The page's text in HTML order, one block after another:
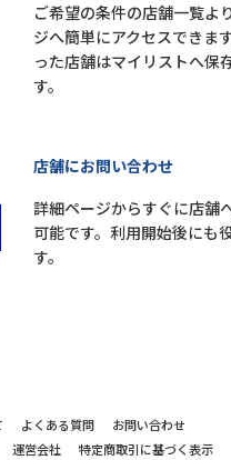
ご希望の条件の店舗一覧よ
ジへ簡単にアクセスできま
った店舗はマイリストへ保
す。
店舗にお問い合わせ
詳細ページからすぐに店舗
可能です。利用開始後にも
す。
よくある質問
お問い合わせ
運営会社
特定商取引に基づく表示